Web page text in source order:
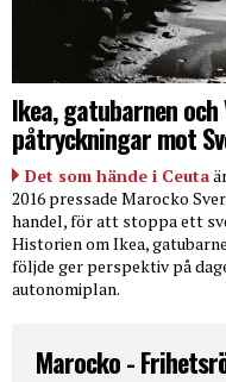
Ikea, gatubarnen
påtryckningar mot
Det som hände i Ceuta
2016 pressade Marocko
handel, för att stoppa ett
Historien om Ikea,
följde ger perspektiv på
autonomiplan.
Marocko -